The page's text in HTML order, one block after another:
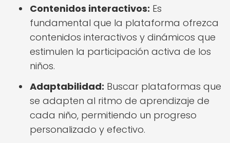
Contenidos interactivos: Es
fundamental que la plataforma ofrezca
contenidos interactivos y dinámicos que
estimulen la participación activa de los
niños.
Adaptabilidad: Buscar plataformas que
se adapten al ritmo de aprendizaje de
cada niño, permitiendo un progreso
personalizado y efectivo.